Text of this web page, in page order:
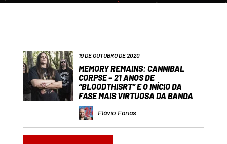
19 DE OUTUBRO DE 2020
MEMORY REMAINS: CANNIBAL
CORPSE – 21 ANOS DE
“BLOODTHISRT” E O INÍCIO DA
FASE MAIS VIRTUOSA DA BANDA
Flávio Farias